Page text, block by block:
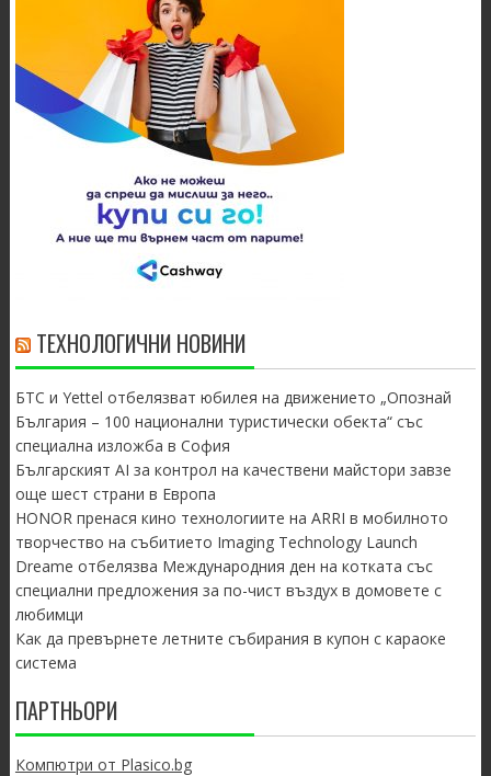
ТЕХНОЛОГИЧНИ НОВИНИ
БТС и Yettel отбелязват юбилея на движението „Опознай
България – 100 национални туристически обекта“ със
специална изложба в София
Българският AI за контрол на качествени майстори завзе
още шест страни в Европа
HONOR пренася кино технологиите на ARRI в мобилното
творчество на събитието Imaging Technology Launch
Dreame отбелязва Международния ден на котката със
специални предложения за по-чист въздух в домовете с
любимци
Как да превърнете летните събирания в купон с караоке
система
ПАРТНЬОРИ
Компютри от Plasico.bg